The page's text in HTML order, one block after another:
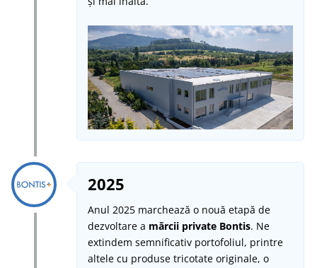
2025
Anul 2025 marchează o nouă etapă de
dezvoltare a mărcii private Bontis. Ne
extindem semnificativ portofoliul, printre
altele cu produse tricotate originale, o